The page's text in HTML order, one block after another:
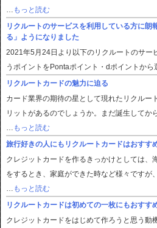
もっと読む
リクルートのサービスを利用している方に朗
る」ようになりました
2021年5月24日より以下のリクルートのサー
うポイントをPontaポイント・dポイントから
リクルートカードの魅力に迫る
カード業界の期待の星として現れたリクルー
リットがあるのでしょうか。まだ誕生してか
もっと読む
旅行好きの人にもリクルートカードはおすす
クレジットカードを作るきっかけとしては、
をするとき、家庭ができた時など様々ですが
もっと読む
リクルートカードは初めての一枚にもおすす
クレジットカードをはじめて作ろうと思う動